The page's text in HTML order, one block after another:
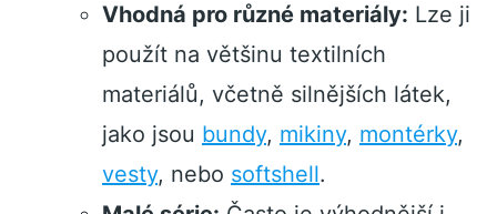
Vhodná pro různé materiály: Lze ji
použít na většinu textilních
materiálů, včetně silnějších látek,
jako jsou bundy, mikiny, montérky,
vesty, nebo softshell.